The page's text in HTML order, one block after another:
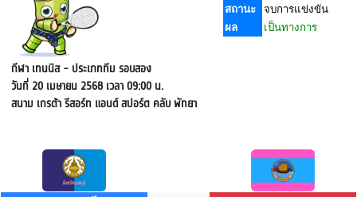
สถานะ
จบการแข่งขัน
ผล
เป็นทางการ
กีฬา เทนนิส - ประเภททีมรอบสอง
วันที่ 20 เมษายน 2568 เวลา 09:00 น.
สนาม เกรต้า รีสอร์ท แอนด์ สปอร์ต คลับ พัทยา